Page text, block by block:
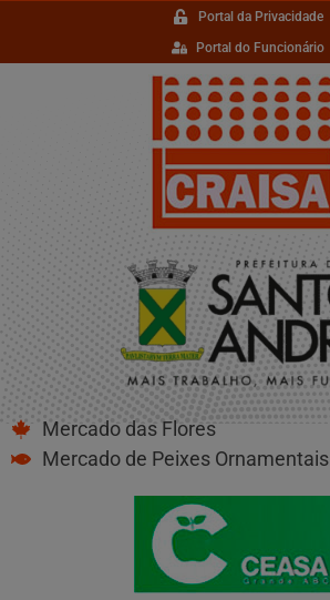
Portal da Privacidade
Portal do Funcionário
Mercado das Flores
Mercado de Peixes Ornamentais